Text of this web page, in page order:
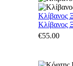
Κλίβανος
Κλίβανος
€55.00